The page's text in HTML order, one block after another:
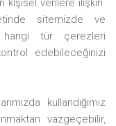
kişisel verilere ilişkin
sitemizde ve
hangi tür çerezleri
edebileceğinizi
kullandığımız
vazgeçebilir,